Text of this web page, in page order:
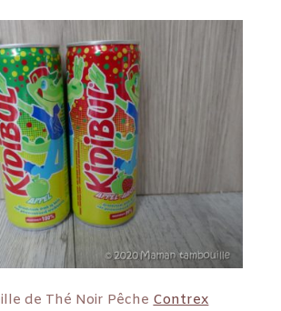
de Thé Noir PêcheContrex